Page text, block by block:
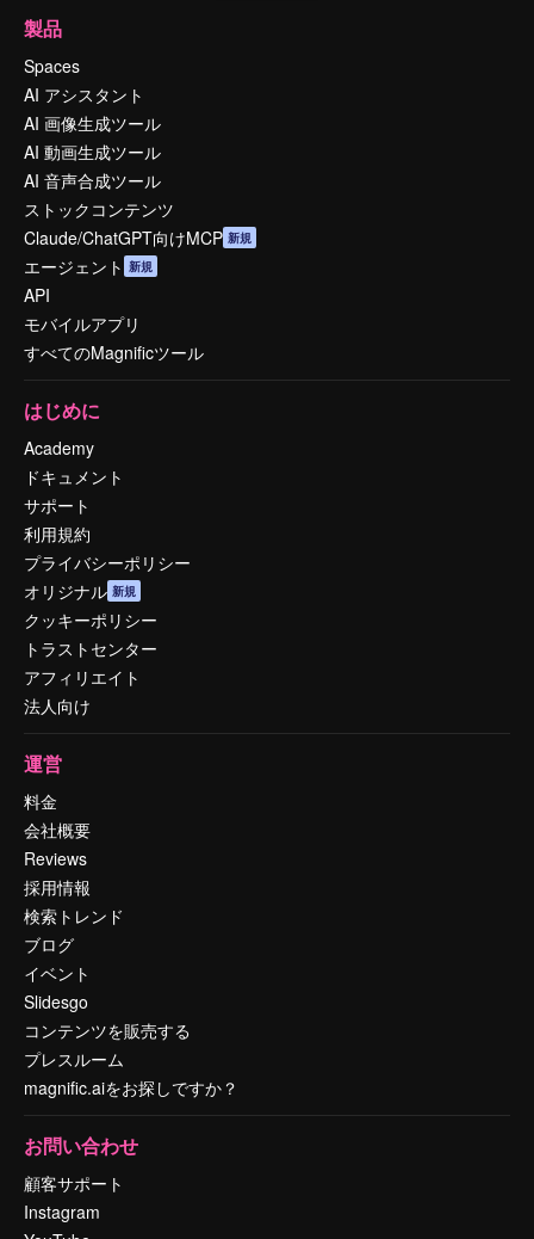
製品
Spaces
AI アシスタント
AI 画像生成ツール
AI 動画生成ツール
AI 音声合成ツール
ストックコンテンツ
Claude/ChatGPT向けMCP 新規
エージェント 新規
API
モバイルアプリ
すべてのMagnificツール
はじめに
Academy
ドキュメント
サポート
利用規約
プライバシーポリシー
オリジナル 新規
クッキーポリシー
トラストセンター
アフィリエイト
法人向け
運営
料金
会社概要
Reviews
採用情報
検索トレンド
ブログ
イベント
Slidesgo
コンテンツを販売する
プレスルーム
magnific.aiをお探しですか？
お問い合わせ
顧客サポート
Instagram